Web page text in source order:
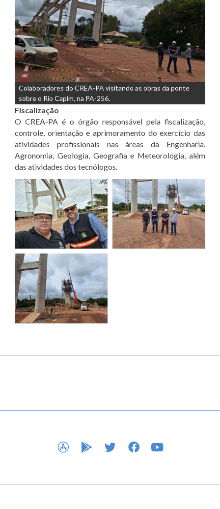
Colaboradores do CREA-PA visitando as obras da ponte
sobre o Rio Capim, na PA-256.
Fiscalização
O CREA-PA é o órgão responsável pela fiscalização,
controle, orientação e aprimoramento do exercício das
atividades profissionais nas áreas da Engenharia,
Agronomia, Geologia, Geografia e Meteorologia, além
das atividades dos tecnólogos.
APP STOREGOOGLE PLAY
TWITTERFACEBOOK